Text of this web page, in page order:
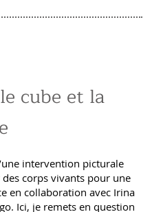
cube et la
intervention picturale
des corps vivants pour une
en collaboration avec Irina
Ici, je remets en question